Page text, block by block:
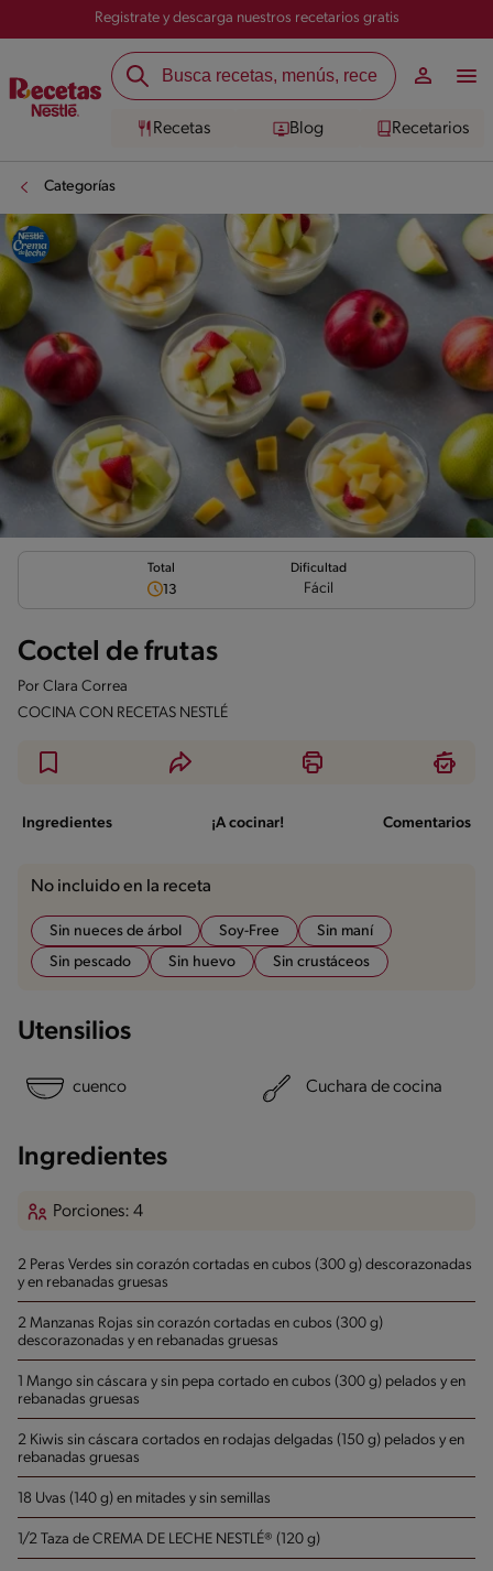
Registrate y descarga nuestros recetarios gratis
Recetas Blog Recetarios
Categorías
Total
13
Dificultad
Fácil
Coctel de frutas
Por Clara Correa
COCINA CON RECETAS NESTLÉ
Ingredientes ¡A cocinar! Comentarios
No incluido en la receta
Sin nueces de árbol Soy-Free
Sin maní
Sin pescado
Sin huevo Sin crustáceos
Utensilios
cuenco Cuchara de cocina
Ingredientes
Porciones: 4
2 Peras Verdes sin corazón cortadas en cubos (300 g) descorazonadas
y en rebanadas gruesas
2 Manzanas Rojas sin corazón cortadas en cubos (300 g)
descorazonadas y en rebanadas gruesas
1 Mango sin cáscara y sin pepa cortado en cubos (300 g) pelados y en
rebanadas gruesas
2 Kiwis sin cáscara cortados en rodajas delgadas (150 g) pelados y en
rebanadas gruesas
18 Uvas (140 g) en mitades y sin semillas
1/2 Taza de CREMA DE LECHE NESTLÉ® (120 g)